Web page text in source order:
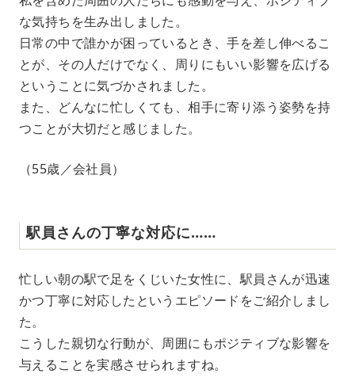
な気持ちを生み出しました。
日常の中で誰かが困っているとき、手を差し伸べるこ
とが、その人だけでなく、周りにもいい影響を広げる
ということに気づかされました。
また、どんなに忙しくても、相手に寄り添う姿勢を持
つことが大切だと感じました。
（55歳／会社員）
駅員さんの丁寧な対応に……
忙しい朝の駅で足をくじいた女性に、駅員さんが迅速
かつ丁寧に対応したというエピソードをご紹介しまし
た。
こうした親切な行動が、周囲にもポジティブな影響を
与えることを実感させられますね。